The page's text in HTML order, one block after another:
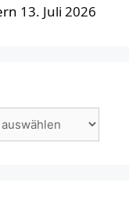
13. Juli 2026